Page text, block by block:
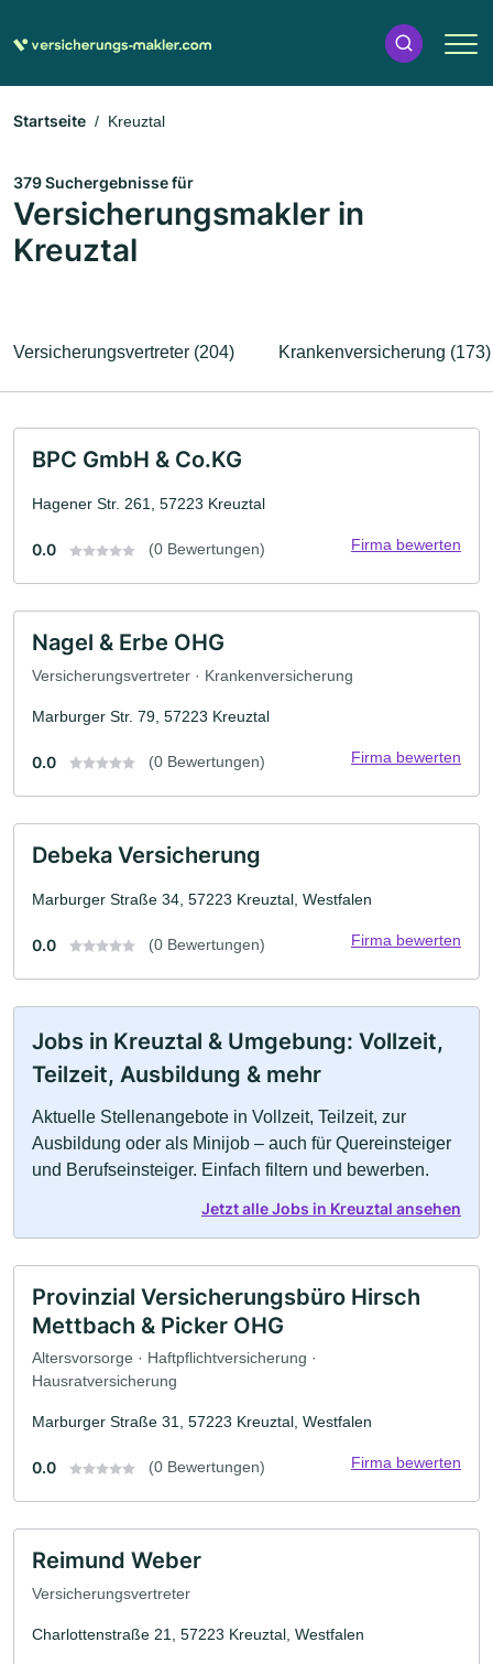
Startseite Kreuztal
379 Suchergebnisse für
Versicherungsmakler in
Kreuztal
Versicherungsvertreter (204) Krankenversicherung (173)
BPC GmbH & Co.KG
Hagener Str. 261, 57223 Kreuztal
0.0 (0 Bewertungen) Firma bewerten
Nagel & Erbe OHG
Versicherungsvertreter · Krankenversicherung
Marburger Str. 79, 57223 Kreuztal
0.0 (0 Bewertungen) Firma bewerten
Debeka Versicherung
Marburger Straße 34, 57223 Kreuztal, Westfalen
0.0 (0 Bewertungen) Firma bewerten
Jobs in Kreuztal & Umgebung: Vollzeit,
Teilzeit, Ausbildung & mehr
Aktuelle Stellenangebote in Vollzeit, Teilzeit, zur
Ausbildung oder als Minijob – auch für Quereinsteiger
und Berufseinsteiger. Einfach filtern und bewerben.
Jetzt alle Jobs in Kreuztal ansehen
Provinzial Versicherungsbüro Hirsch
Mettbach & Picker OHG
Altersvorsorge · Haftpflichtversicherung ·
Hausratversicherung
Marburger Straße 31, 57223 Kreuztal, Westfalen
0.0 (0 Bewertungen) Firma bewerten
Reimund Weber
Versicherungsvertreter
Charlottenstraße 21, 57223 Kreuztal, Westfalen